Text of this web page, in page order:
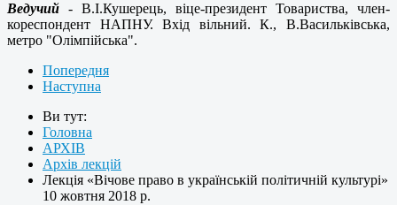
Ведучий - В.І.Кушерець, віце-президент Товариства, член-
кореспондент НАПНУ. Вхід вільний. К., В.Васильківська,
метро "Олімпійська".
Попередня
Наступна
Ви тут:
Головна
АРХІВ
Архів лекцій
Лекція «Вічове право в українській політичній культурі»
10 жовтня 2018 р.